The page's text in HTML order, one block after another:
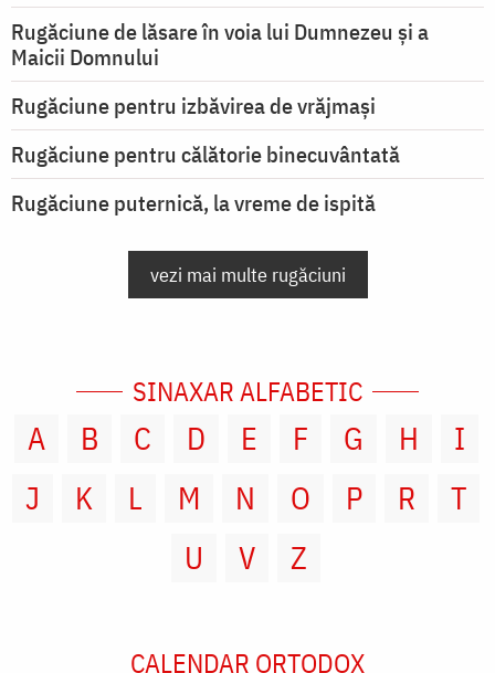
Rugăciune de lăsare în voia lui Dumnezeu şi a
Maicii Domnului
Rugăciune pentru izbăvirea de vrăjmași
Rugăciune pentru călătorie binecuvântată
Rugăciune puternică, la vreme de ispită
vezi mai multe rugăciuni
SINAXAR ALFABETIC
A B C D E F G H
I
J
K L M N O P R
T
U
V Z
CALENDAR ORTODOX